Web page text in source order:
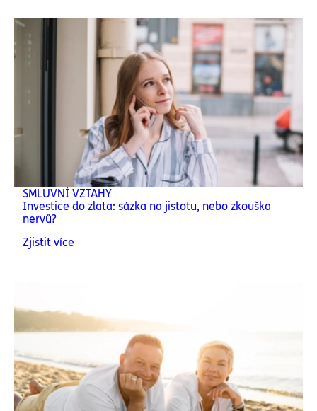
SMLUVNÍ VZTAHY
Investice do zlata: sázka na jistotu, nebo zkouška
nervů?
Zjistit více